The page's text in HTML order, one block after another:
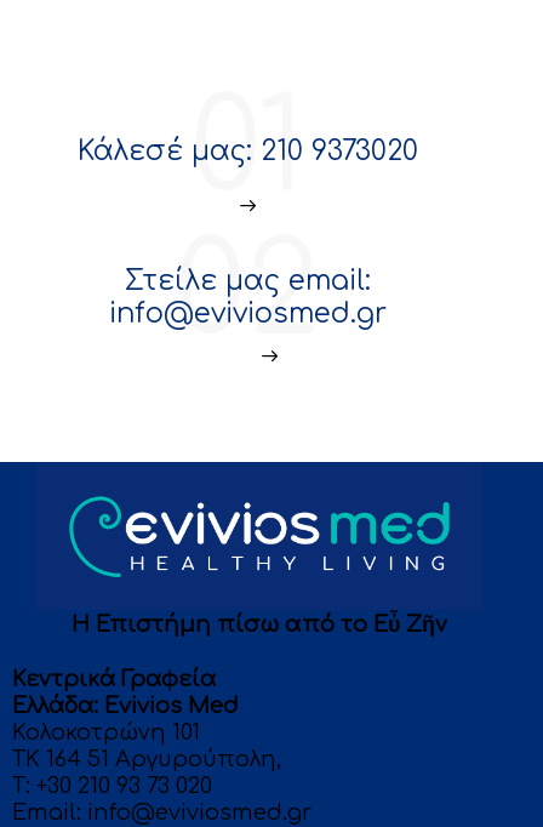
01
Κάλεσέ μας: 210 9373020
02
Στείλε μας email:
info@eviviosmed.gr
Η Επιστήμη πίσω από το Eὖ Ζῆν
Κεντρικά Γραφεία
Eλλάδα: Evivios Med
Κολοκοτρώνη 101
ΤΚ 164 51 Αργυρούπολη,
T: +30 210 93 73 020
Email: info@eviviosmed.gr